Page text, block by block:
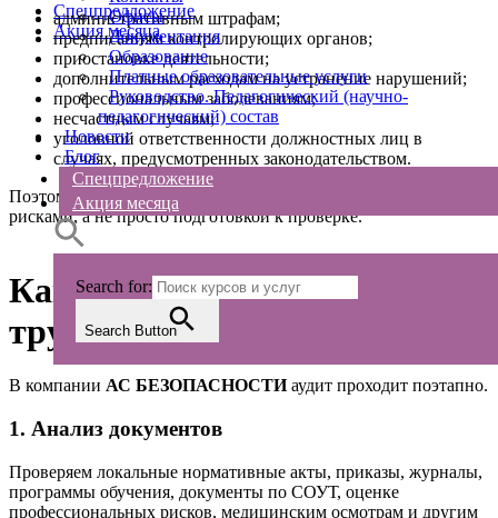
Спецпредложение
Акция месяца
Офисы
Документация
Образование
Платные образовательные услуги
Руководство. Педагогический (научно-
педагогический) состав
Новости
Блог
Спецпредложение
Акция месяца
Search for:
Search Button
административным штрафам;
предписаниям контролирующих органов;
приостановке деятельности;
дополнительным расходам на устранение нарушений;
профессиональным заболеваниям;
несчастным случаям;
уголовной ответственности должностных лиц в
случаях, предусмотренных законодательством.
Поэтому аудит становится инструментом управления
рисками, а не просто подготовкой к проверке.
Как проходит аудит охраны
труда
В компании АС БЕЗОПАСНОСТИаудит проходит поэтапно.
1. Анализ документов
Проверяем локальные нормативные акты, приказы, журналы,
программы обучения, документы по СОУТ, оценке
профессиональных рисков, медицинским осмотрам и другим